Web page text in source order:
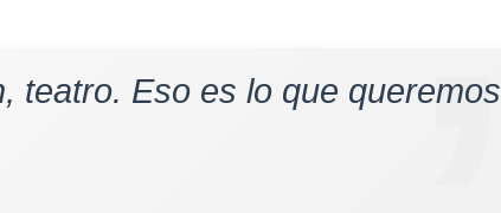
teatro. Eso es lo que queremos